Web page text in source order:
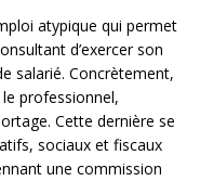
atypique qui permet
d’exercer son
salarié. Concrètement,
professionnel,
Cette dernière se
sociaux et fiscaux
une commission